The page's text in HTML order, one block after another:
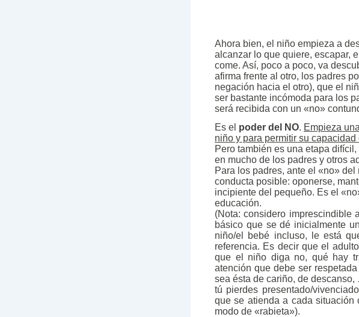
Ahora bien, el niño empieza a
alcanzar lo que quiere, escapar,
come. Así, poco a poco, va
afirma frente al otro, los padres
negación hacia el otro), que el
ser bastante incómoda para los
será recibida con un «no»
Es el poder del NO. Empieza
niño y para permitir su
Pero también es una etapa
en mucho de los padres y otros
Para los padres, ante el «no»
conducta posible: oponerse,
incipiente del pequeño. Es el
educación.
(Nota: considero imprescindible
básico que se dé inicialmente
niño/el bebé incluso, le está
referencia. Es decir que el
que el niño diga no, qué hay
atención que debe ser
sea ésta de cariño, de
tú pierdes presentado/
que se atienda a cada situación
modo de «rabieta»).